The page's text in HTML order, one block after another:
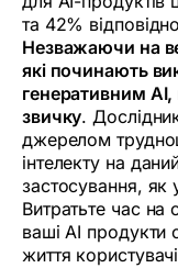
та 42%
Незважаючи на
які починають
генеративним AI,
звичку.
джерелом
інтелекту на
застосування, як
Витратьте час
ваші AI продукти
життя